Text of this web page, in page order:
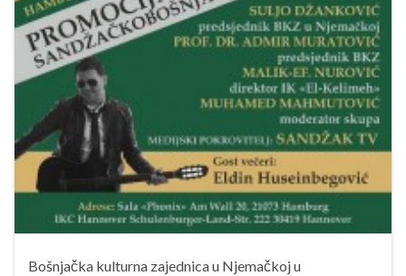
Bošnjačka kulturna zajednica u Njemačkoj u